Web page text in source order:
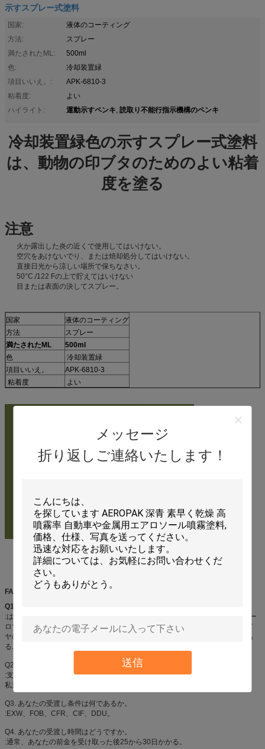
メッセージ
折り返しご連絡いたします！
送信
示すスプレー式塗料
国家:
液体のコーティング
方法:
スプレー
満たされたML:
500ml
色:
冷却装置緑
項目いいえ。:
APK-6810-3
粘着度:
よい
ハイライト:
運動示すペンキ, 読取り不能行指示機構のペンキ
冷却装置緑色の示すスプレー式塗料
は、動物の印ブタのためのよい粘着
度を塗る
注意
火か露出した炎の近くで使用してはいけない。
空穴をあけないでり、または焼却処分してはいけない。
直接日光から涼しい場所で保ちなさい。
50°C./122 Fの上で貯えてはいけない
目または表面の決してスプレー。
国家
液体のコーティング
方法
スプレー
満たされたML
500ml
色
冷却装置緑
項目いいえ。
APK-6810-3
粘着度
よい
FAQ
Q1.
:はい、私達はシンセンの私そっくりの良い化学薬品カーケア プロダクトのエー
ロゾル プロダクトの専門の製造業者、特に、Aeropakのスプレー式塗料、タイ
ヤのシーラーおよびインフレーター、空気塵払い、スプレーの接着剤、等であ
る。
Q2. あなたの支払い条件は何であるか。
:支払の言葉は接触に交渉可能な順序の量および代理店の方針に従って変わる。
私達は商品に荷を積む前にプロダクトの写真およびパッケージを示す。
Q3. あなたの受渡し条件は何であるか。
:EXW、FOB、CFR、CIF、DDU。
Q4. あなたの受渡し時間はどうですか。
:通常、あなたの前金を受け取った後25から30日かかる。